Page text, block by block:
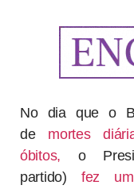
No dia que o
de mortes
óbitos, o
partido) fez